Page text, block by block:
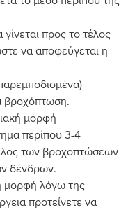
προς το τέλος
να αποφεύγεται η
βροχόπτωση.
μορφή
περίπου 3-4
των βροχοπτώσεων
δένδρων.
μορφή λόγω της
προτείνετε να